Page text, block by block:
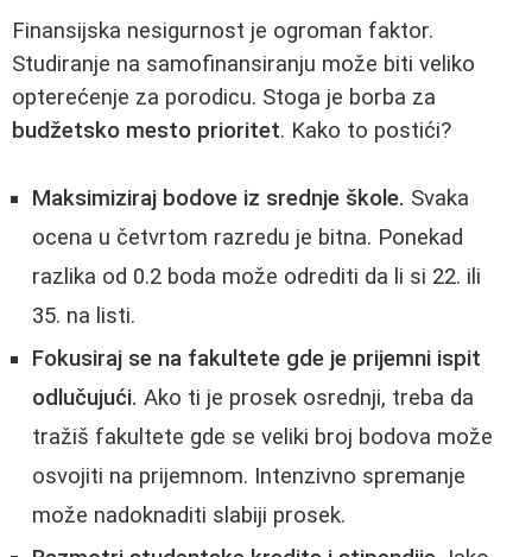
Finansijska nesigurnost je ogroman faktor.
Studiranje na samofinansiranju može biti veliko
opterećenje za porodicu. Stoga je borba za
budžetsko mesto prioritet. Kako to postići?
Maksimiziraj bodove iz srednje škole. Svaka
ocena u četvrtom razredu je bitna. Ponekad
razlika od 0.2 boda može odrediti da li si 22. ili
35. na listi.
Fokusiraj se na fakultete gde je prijemni ispit
odlučujući. Ako ti je prosek osrednji, treba da
tražiš fakultete gde se veliki broj bodova može
osvojiti na prijemnom. Intenzivno spremanje
može nadoknaditi slabiji prosek.